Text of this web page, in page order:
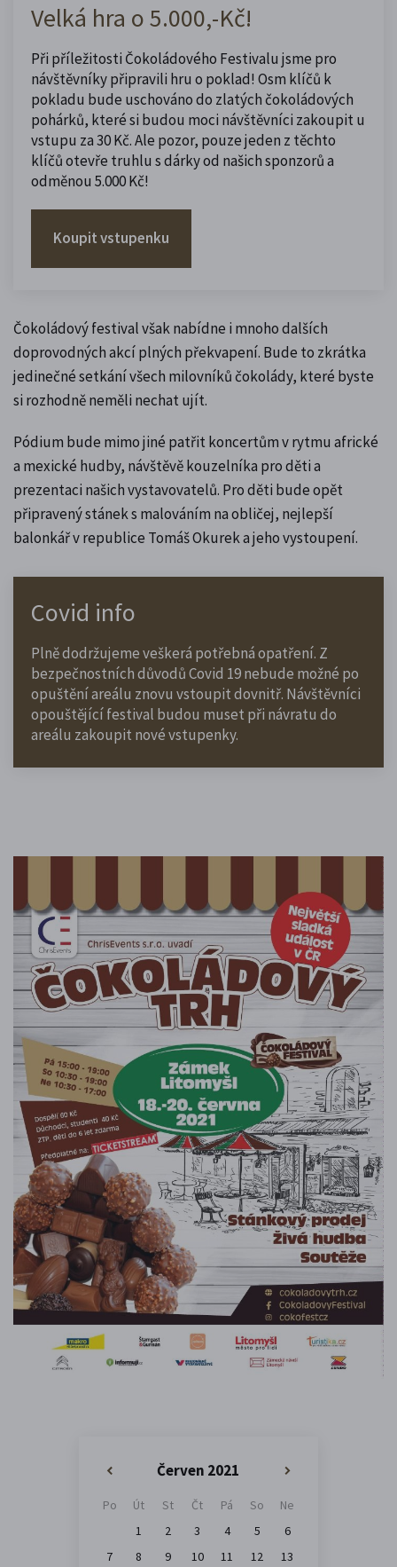
Velká hra o 5.000,-Kč!
Při příležitosti Čokoládového Festivalu jsme pro
návštěvníky připravili hru o poklad! Osm klíčů k
pokladu bude uschováno do zlatých čokoládových
pohárků, které si budou moci návštěvníci zakoupit u
vstupu za 30 Kč. Ale pozor, pouze jeden z těchto
klíčů otevře truhlu s dárky od našich sponzorů a
odměnou 5.000 Kč!
Koupit vstupenku
Čokoládový festival však nabídne i mnoho dalších
doprovodných akcí plných překvapení. Bude to zkrátka
jedinečné setkání všech milovníků čokolády, které byste
si rozhodně neměli nechat ujít.
Pódium bude mimo jiné patřit koncertům v rytmu africké
a mexické hudby, návštěvě kouzelníka pro děti a
prezentaci našich vystavovatelů. Pro děti bude opět
připravený stánek s malováním na obličej, nejlepší
balonkář v republice Tomáš Okurek a jeho vystoupení.
Covid info
Plně dodržujeme veškerá potřebná opatření. Z
bezpečnostních důvodů Covid 19 nebude možné po
opuštění areálu znovu vstoupit dovnitř. Návštěvníci
opouštějící festival budou muset při návratu do
areálu zakoupit nové vstupenky.
Červen 2021
Po Út St Čt Pá So
Ne
1
2 3 4 5
6
7
8 9 10 11 12 13